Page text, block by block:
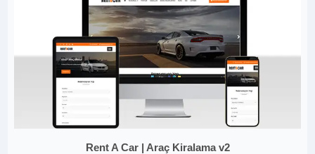
Rent A Car | Araç Kiralama v2